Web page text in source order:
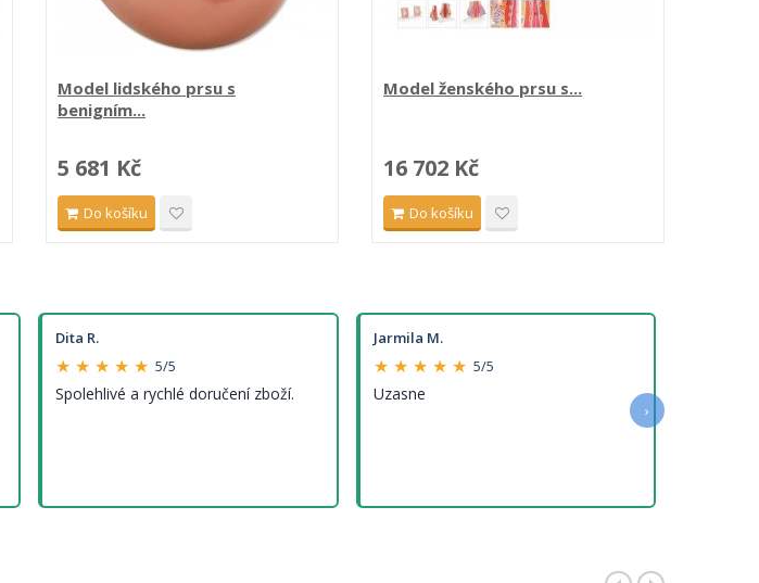
Model lidského prsu s
benigním...
5 681 Kč
Do košíku
Model ženského prsu s...
16 702 Kč
Do košíku
Dita R.
★ ★ ★ ★ ★ 5/5
Spolehlivé a rychlé doručení zboží.
Jarmila M.
★ ★ ★ ★ ★ 5/5
Uzasne
›